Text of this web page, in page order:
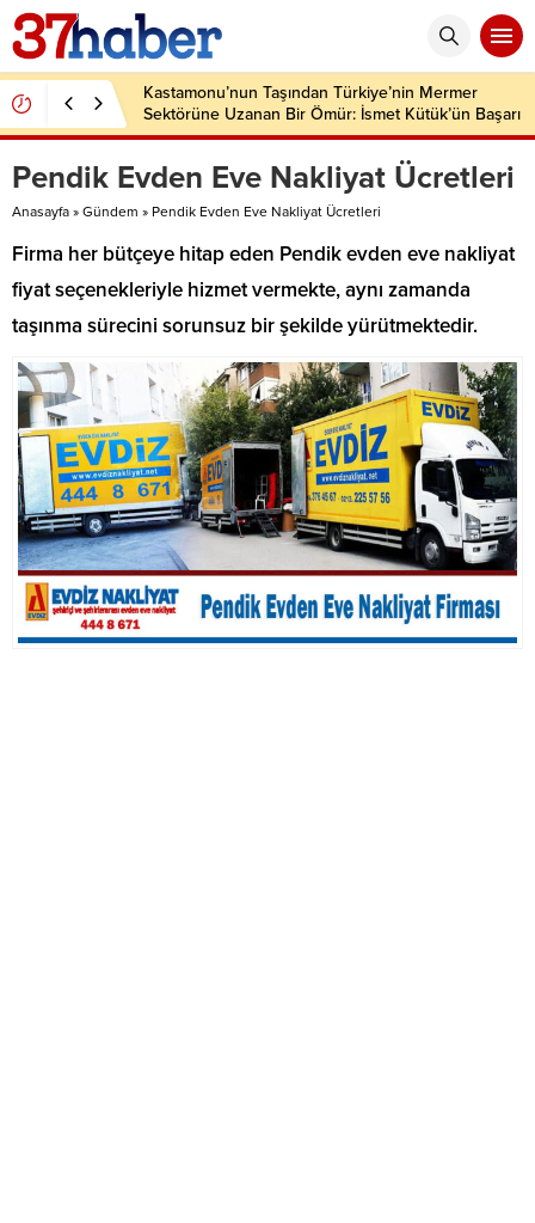
Kastamonu’nun Taşından Türkiye’nin Mermer
Sektörüne Uzanan Bir Ömür: İsmet Kütük’ün Başarı
Hikâyesi
Pendik Evden Eve Nakliyat Ücretleri
Anasayfa » Gündem » Pendik Evden Eve Nakliyat Ücretleri
Firma her bütçeye hitap eden Pendik evden eve nakliyat
fiyat seçenekleriyle hizmet vermekte, aynı zamanda
taşınma sürecini sorunsuz bir şekilde yürütmektedir.